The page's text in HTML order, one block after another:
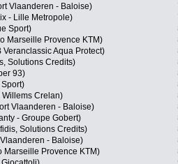
Vlaanderen - Baloise)
- Lille Metropole)
Sport)
Marseille Provence KTM)
Aqua Protect)
Solutions Credits)
93)
Willems Crelan)
Vlaanderen - Baloise)
- Groupe Gobert)
Solutions Credits)
- Baloise)
Marseille Provence KTM)